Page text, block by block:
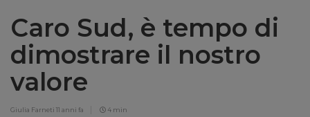
Caro Sud, è tempo di
dimostrare il nostro
valore
Giulia Farneti 11 anni fa 4 min